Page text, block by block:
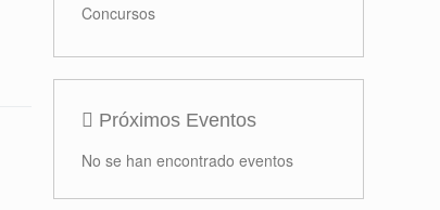
Concursos
Próximos Eventos
No se han encontrado eventos